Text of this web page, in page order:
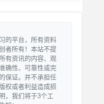
的平台，所有资料
者所有！本站不提
有资讯的内容、观
确性、可靠性或完
保证。并不承担任
权或者利益造成损
，我们将于3个工